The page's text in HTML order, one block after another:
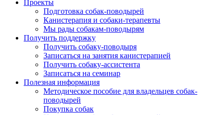
Проекты
Подготовка собак-поводырей
Канистерапия и собаки-терапевты
Мы рады собакам-поводырям
Получить поддержку
Получить собаку-поводыря
Записаться на занятия канистерапией
Получить собаку-ассистента
Записаться на семинар
Полезная информация
Методическое пособие для владельцев собак-
поводырей
Покупка собак